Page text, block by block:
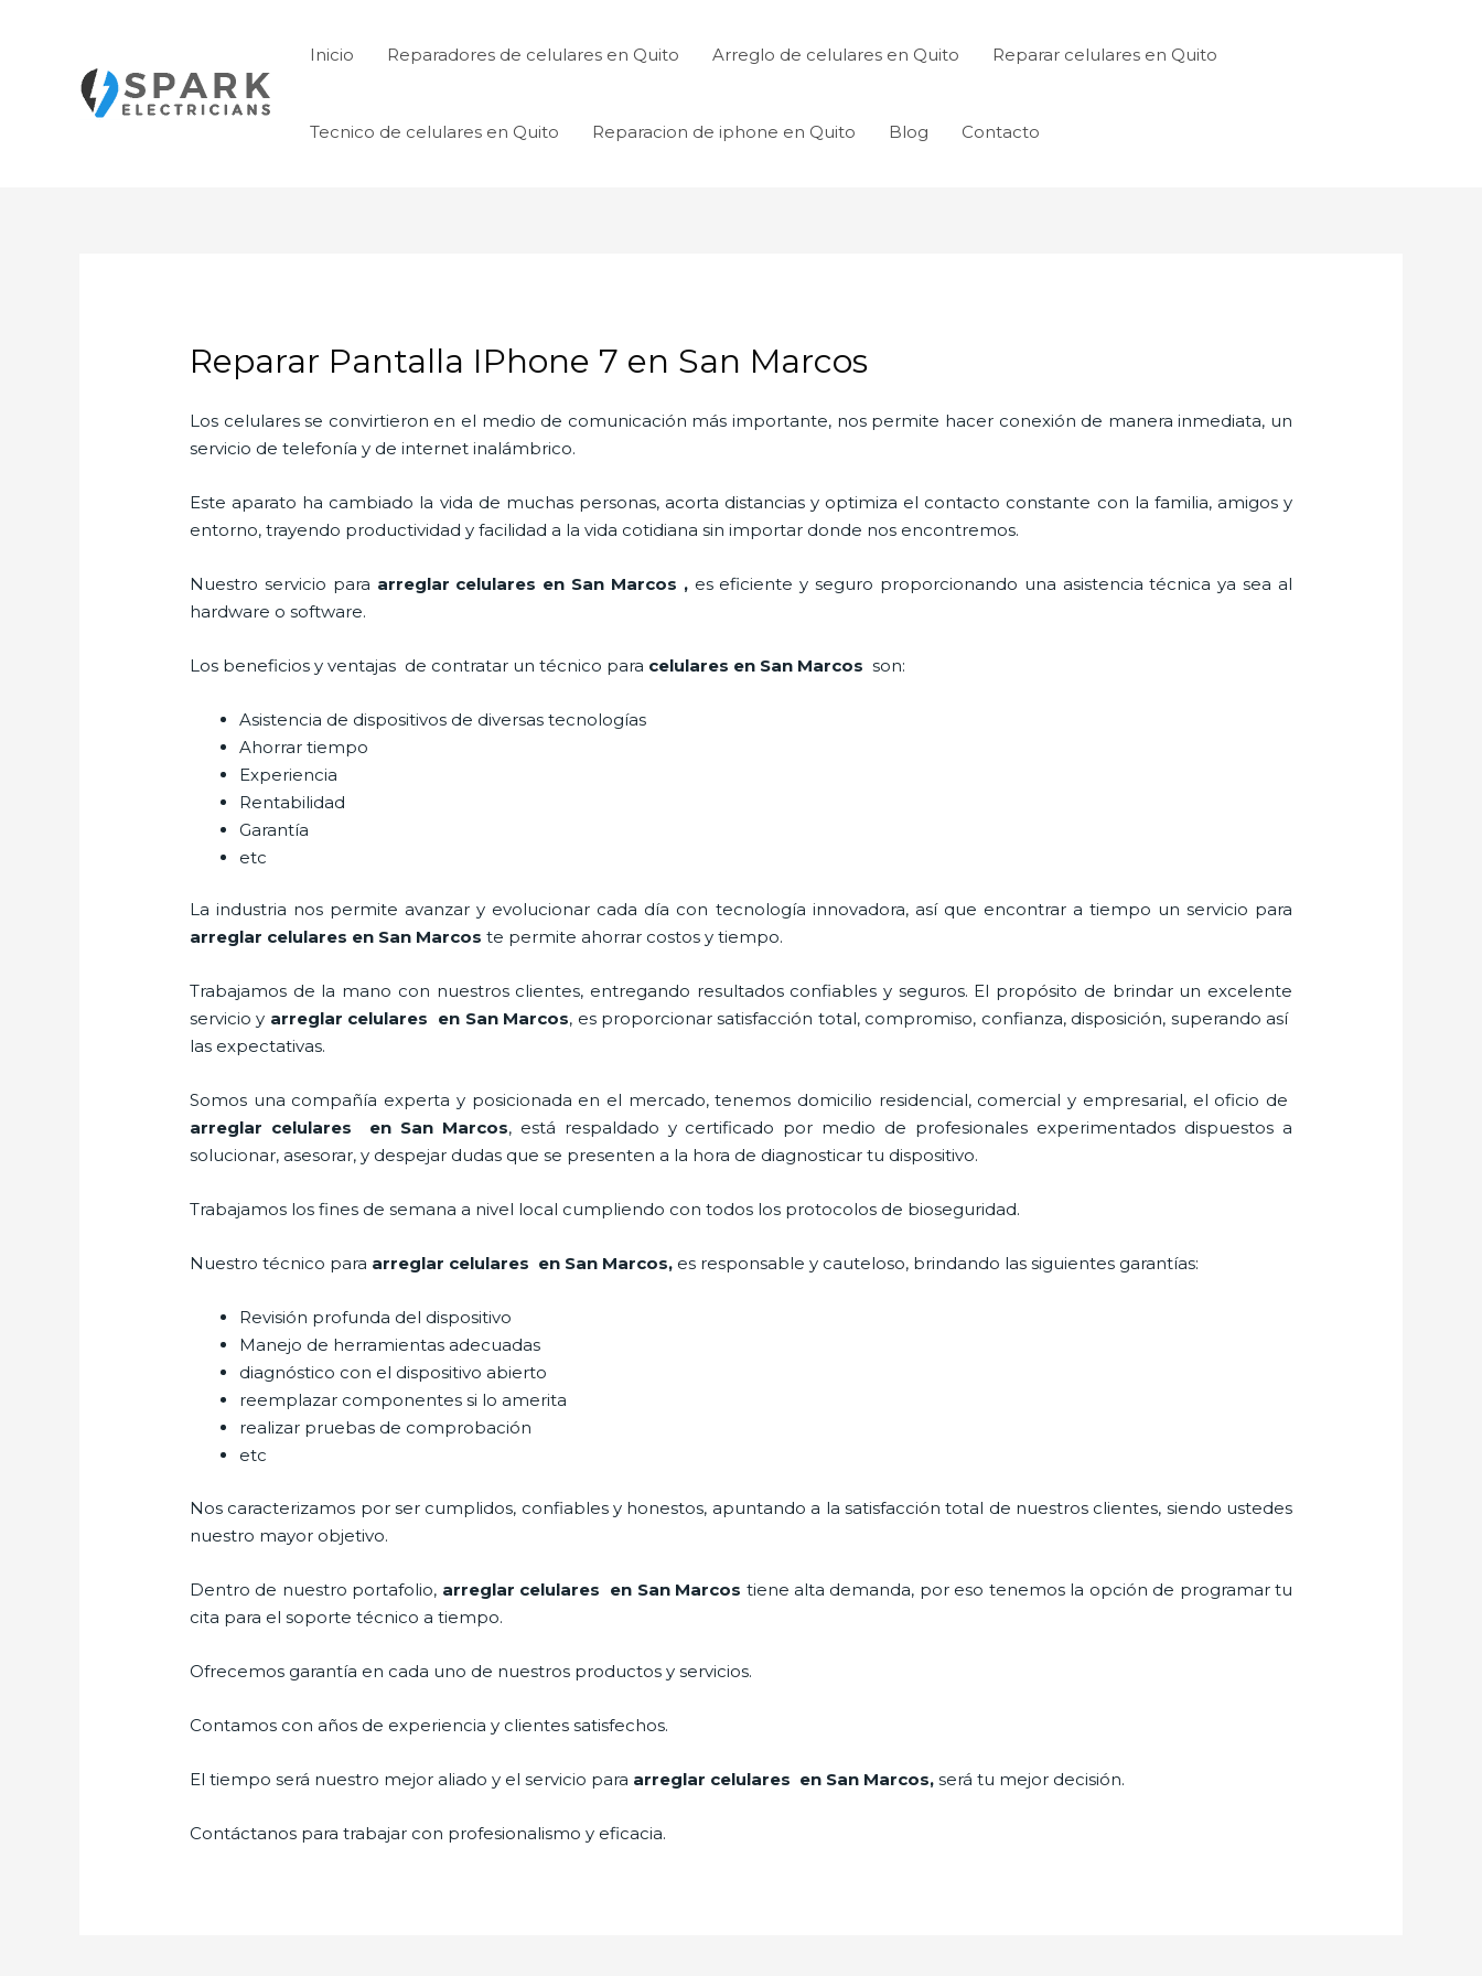
Inicio Reparadores de celulares en Quito Arreglo de celulares en Quito Reparar celulares en Quito
Tecnico de celulares en Quito Reparacion de iphone en Quito Blog Contacto
Reparar Pantalla IPhone 7 en San Marcos
Los celulares se convirtieron en el medio de comunicación más importante, nos permite hacer conexión de manera inmediata, un
servicio de telefonía y de internet inalámbrico.
Este aparato ha cambiado la vida de muchas personas, acorta distancias y optimiza el contacto constante con la familia, amigos y
entorno, trayendo productividad y facilidad a la vida cotidiana sin importar donde nos encontremos.
Nuestro servicio para arreglar celulares en San Marcos ,es eficiente y seguro proporcionando una asistencia técnica ya sea al
hardware o software.
Los beneficios y ventajas de contratar un técnico para celulares en San Marcosson:
Asistencia de dispositivos de diversas tecnologías
Ahorrar tiempo
Experiencia
Rentabilidad
Garantía
etc
La industria nos permite avanzar y evolucionar cada día con tecnología innovadora, así que encontrar a tiempo un servicio para
arreglar celulares en San Marcos te permite ahorrar costos y tiempo.
Trabajamos de la mano con nuestros clientes, entregando resultados confiables y seguros. El propósito de brindar un excelente
servicio y arreglar celulares en San Marcos, es proporcionar satisfacción total, compromiso, confianza, disposición, superando así
las expectativas.
Somos una compañía experta y posicionada en el mercado, tenemos domicilio residencial, comercial y empresarial, el oficio de
arreglar celulares en San Marcos, está respaldado y certificado por medio de profesionales experimentados dispuestos a
solucionar, asesorar, y despejar dudas que se presenten a la hora de diagnosticar tu dispositivo.
Trabajamos los fines de semana a nivel local cumpliendo con todos los protocolos de bioseguridad.
Nuestro técnico para arreglar celulares en San Marcos, es responsable y cauteloso, brindando las siguientes garantías:
Revisión profunda del dispositivo
Manejo de herramientas adecuadas
diagnóstico con el dispositivo abierto
reemplazar componentes si lo amerita
realizar pruebas de comprobación
etc
Nos caracterizamos por ser cumplidos, confiables y honestos, apuntando a la satisfacción total de nuestros clientes, siendo ustedes
nuestro mayor objetivo.
Dentro de nuestro portafolio, arreglar celulares en San Marcos tiene alta demanda, por eso tenemos la opción de programar tu
cita para el soporte técnico a tiempo.
Ofrecemos garantía en cada uno de nuestros productos y servicios.
Contamos con años de experiencia y clientes satisfechos.
El tiempo será nuestro mejor aliado y el servicio para arreglar celulares en San Marcos,será tu mejor decisión.
Contáctanos para trabajar con profesionalismo y eficacia.